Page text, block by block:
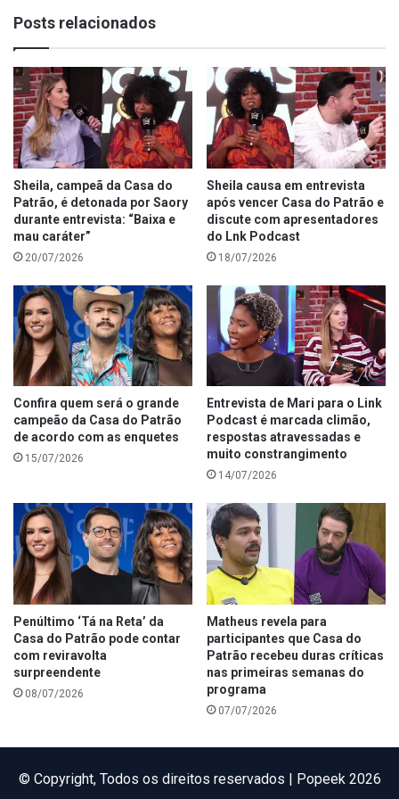
Posts relacionados
Sheila, campeã da Casa do
Patrão, é detonada por Saory
durante entrevista: “Baixa e
mau caráter”
20/07/2026
Sheila causa em entrevista
após vencer Casa do Patrão e
discute com apresentadores
do Lnk Podcast
18/07/2026
Confira quem será o grande
campeão da Casa do Patrão
de acordo com as enquetes
15/07/2026
Entrevista de Mari para o Link
Podcast é marcada climão,
respostas atravessadas e
muito constrangimento
14/07/2026
Penúltimo ‘Tá na Reta’ da
Casa do Patrão pode contar
com reviravolta
surpreendente
08/07/2026
Matheus revela para
participantes que Casa do
Patrão recebeu duras críticas
nas primeiras semanas do
programa
07/07/2026
©️ Copyright, Todos os direitos reservados | Popeek 2026